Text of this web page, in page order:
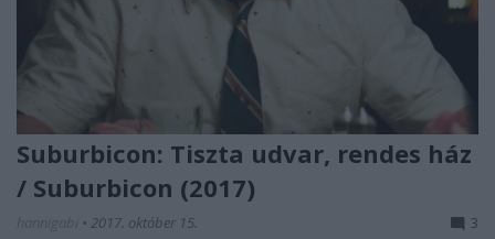
Suburbicon: Tiszta udvar, rendes ház
/ Suburbicon (2017)
• 2017. október 15. 3